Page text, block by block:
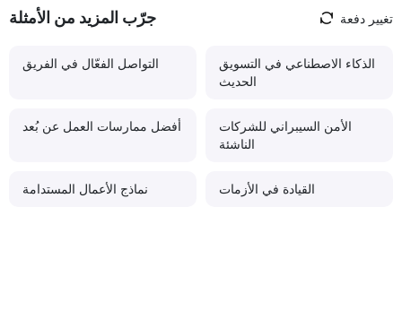
جرّب المزيد من الأمثلة تغيير دفعة
التواصل الفعّال في الفريق
الذكاء الاصطناعي في التسويق
الحديث
أفضل ممارسات العمل عن بُعد
الأمن السيبراني للشركات
الناشئة
نماذج الأعمال المستدامة القيادة في الأزمات